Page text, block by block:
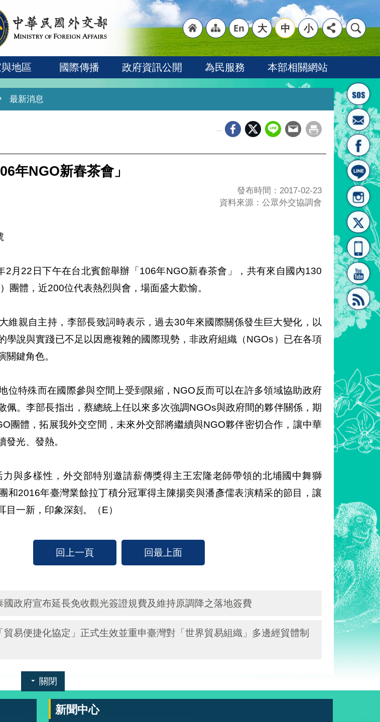
首頁
結]"
"網
站導
[連
"英
文語
大 中 小
與地區 國際傳播 政府資訊公開 為民服務 本部相關網站
最新消息
年NGO新春茶會」
發布時間：2017-02-23
資料來源：公眾外交協調會
2月22日下午在台北賓館舉辦「106年NGO新春茶會」，共有來自國內130
團體，近200位代表熱烈與會，場面盛大歡愉。
維親自主持，李部長致詞時表示，過去30年來國際關係發生巨大變化，以
學說與實踐已不足以因應複雜的國際現勢，非政府組織（NGOs）已在各項
鍵角色。
位特殊而在國際參與空間上受到限縮，NGO反而可以在許多領域協助政府
佩。李部長指出，蔡總統上任以來多次強調NGOs與政府間的夥伴關係，期
團體，拓展我外交空間，未來外交部將繼續與NGO夥伴密切合作，讓中華
發光、發熱。
與多樣性，外交部特別邀請薪傳獎得主王宏隆老師帶領的北埔國中舞獅
和2016年臺灣業餘拉丁積分冠軍得主陳揚奕與潘彥儒表演精采的節目，讓
目一新，印象深刻。（E）
回上一頁 回最上面
國政府宣布延長免收觀光簽證規費及維持原調降之落地簽費
貿易便捷化協定」正式生效並重申臺灣對「世界貿易組織」多邊經貿體制
關閉
新聞中心